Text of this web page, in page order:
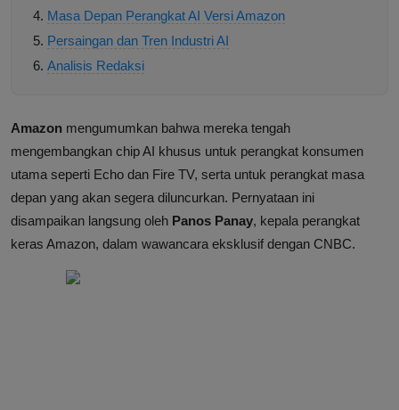
Masa Depan Perangkat AI Versi Amazon
Persaingan dan Tren Industri AI
Analisis Redaksi
Amazon mengumumkan bahwa mereka tengah
mengembangkan chip AI khusus untuk perangkat konsumen
utama seperti Echo dan Fire TV, serta untuk perangkat masa
depan yang akan segera diluncurkan. Pernyataan ini
disampaikan langsung oleh Panos Panay, kepala perangkat
keras Amazon, dalam wawancara eksklusif dengan CNBC.